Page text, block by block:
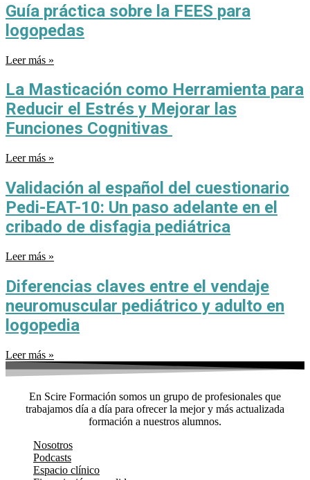
Guía práctica sobre la FEES para
logopedas
Leer más »
La Masticación como Herramienta para
Reducir el Estrés y Mejorar las
Funciones Cognitivas
Leer más »
Validación al español del cuestionario
Pedi-EAT-10: Un paso adelante en el
cribado de disfagia pediátrica
Leer más »
Diferencias claves entre el vendaje
neuromuscular pediátrico y adulto en
logopedia
Leer más »
En Scire Formación somos un grupo de profesionales que
trabajamos día a día para ofrecer la mejor y más actualizada
formación a nuestros alumnos.
Nosotros
Podcasts
Espacio clínico